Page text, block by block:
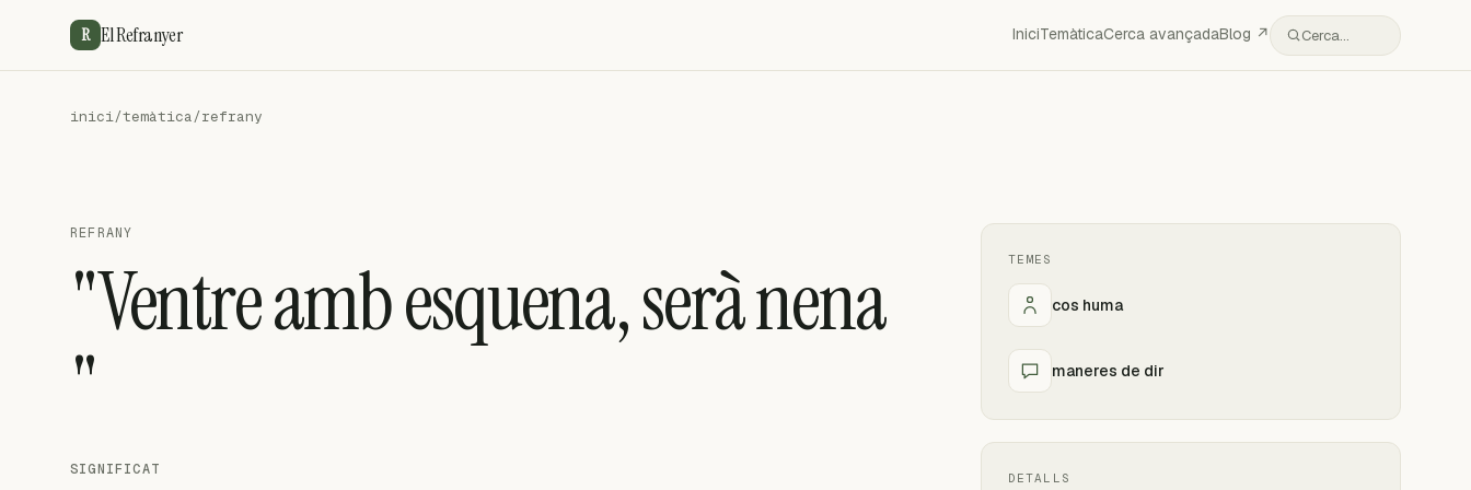
R El Refranyer IniciTemàticaCerca avançadaBlog ↗ Cerca…
inici/temàtica/refrany
REFRANY
"Ventre amb esquena, serà nena
"
SIGNIFICAT
TEMES
cos huma
maneres de dir
DETALLS